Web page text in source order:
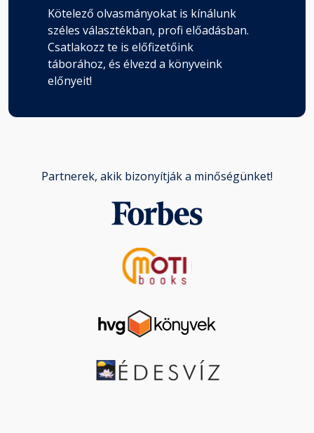
Kötelező olvasmányokat is kínálunk
széles választékban, profi előadásban.
Csatlakozz te is előfizetőink
táborához, és élvezd a könyveink
előnyeit!
Partnerek, akik bizonyítják a minőségünket!